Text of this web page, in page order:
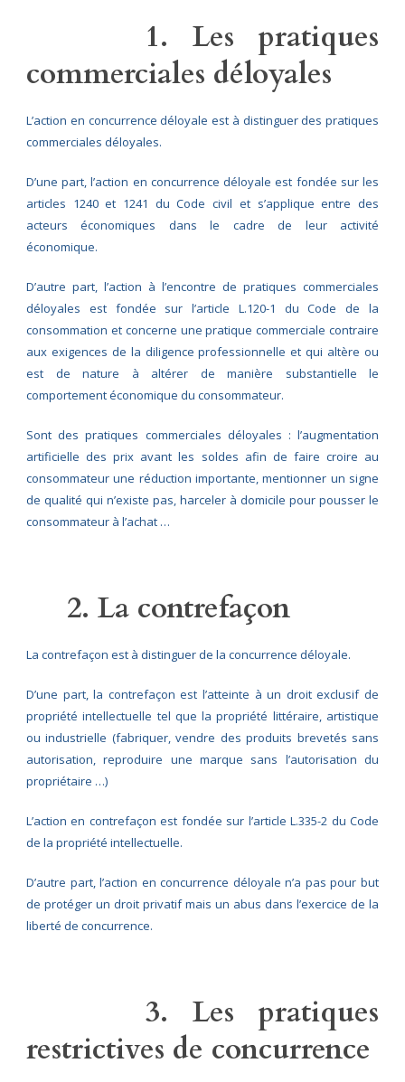
1. Les pratiques
commerciales déloyales
L’action en concurrence déloyale est à distinguer des pratiques
commerciales déloyales.
D’une part, l’action en concurrence déloyale est fondée sur les
articles 1240 et 1241 du Code civil et s’applique entre des
acteurs économiques dans le cadre de leur activité
économique.
D’autre part, l’action à l’encontre de pratiques commerciales
déloyales est fondée sur l’article L.120-1 du Code de la
consommation et concerne une pratique commerciale contraire
aux exigences de la diligence professionnelle et qui altère ou
est de nature à altérer de manière substantielle le
comportement économique du consommateur.
Sont des pratiques commerciales déloyales : l’augmentation
artificielle des prix avant les soldes afin de faire croire au
consommateur une réduction importante, mentionner un signe
de qualité qui n’existe pas, harceler à domicile pour pousser le
consommateur à l’achat …
2. La contrefaçon
La contrefaçon est à distinguer de la concurrence déloyale.
D’une part, la contrefaçon est l’atteinte à un droit exclusif de
propriété intellectuelle tel que la propriété littéraire, artistique
ou industrielle (fabriquer, vendre des produits brevetés sans
autorisation, reproduire une marque sans l’autorisation du
propriétaire …)
L’action en contrefaçon est fondée sur l’article L.335-2 du Code
de la propriété intellectuelle.
D’autre part, l’action en concurrence déloyale n’a pas pour but
de protéger un droit privatif mais un abus dans l’exercice de la
liberté de concurrence.
3. Les pratiques
restrictives de concurrence